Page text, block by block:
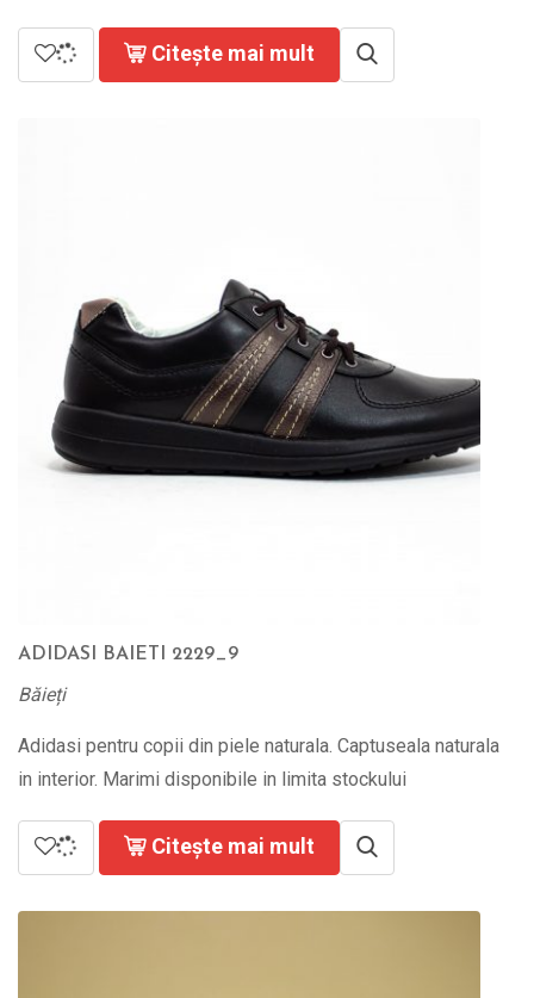
Citește mai mult
ADIDASI BAIETI 2229_9
Băieți
Adidasi pentru copii din piele naturala. Captuseala naturala
in interior. Marimi disponibile in limita stockului
Citește mai mult